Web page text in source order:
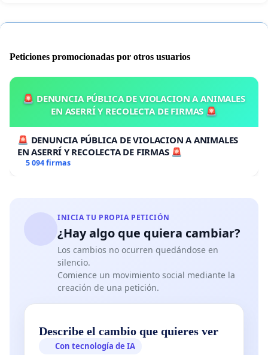
Peticiones promocionadas por otros usuarios
🚨 DENUNCIA PÚBLICA DE VIOLACION A ANIMALES
EN ASERRÍ Y RECOLECTA DE FIRMAS 🚨
🚨 DENUNCIA PÚBLICA DE VIOLACION A ANIMALES
EN ASERRÍ Y RECOLECTA DE FIRMAS 🚨
5 094 firmas
INICIA TU PROPIA PETICIÓN
¿Hay algo que quiera cambiar?
Los cambios no ocurren quedándose en
silencio.
Comience un movimiento social mediante la
creación de una petición.
Describe el cambio que quieres ver
Con tecnología de IA